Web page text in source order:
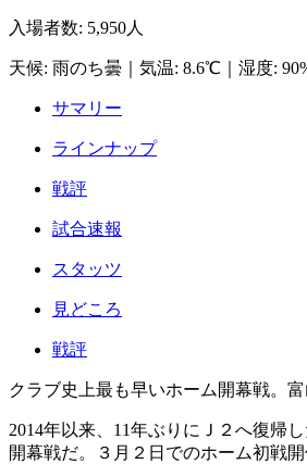
入場者数: 5,950人
天候: 雨のち曇 気温: 8.6℃ 湿度:
サマリー
ラインナップ
戦評
試合速報
スタッツ
見どころ
戦評
クラブ史上最も早いホーム開幕戦。
2014年以来、11年ぶりにＪ２へ復帰
開幕戦だ。３月２日でのホーム初戦